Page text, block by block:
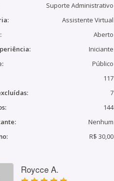
Suporte Administrativo
Assistente Virtual
Aberto
Iniciante
Público
117
7
144
Nenhum
R$ 30,00
Roycce A.